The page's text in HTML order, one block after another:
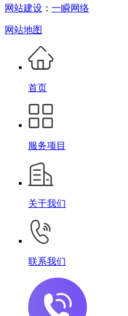
网站建设 ： 一瞬网络
网站地图
首页
服务项目
关于我们
联系我们